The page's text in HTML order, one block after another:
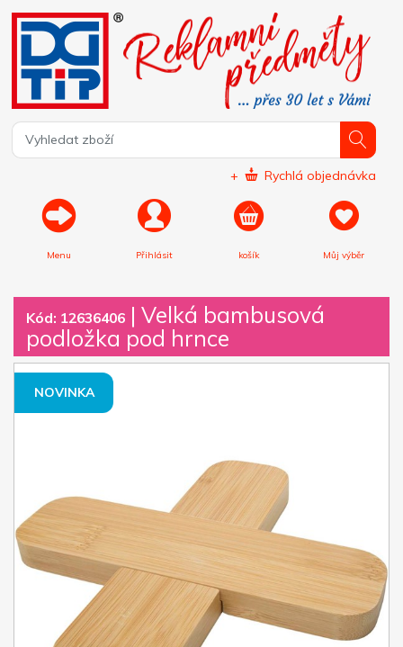
+ Rychlá objednávka
Menu Přihlásit košík Můj výběr
Kód: 12636406 | Velká bambusová
podložka pod hrnce
NOVINKA